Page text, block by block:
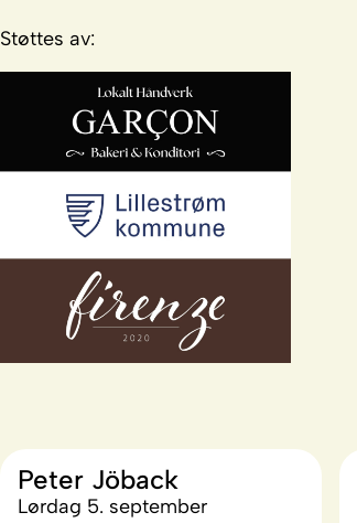
Støttes av:
Peter Jöback
Lørdag 5. september